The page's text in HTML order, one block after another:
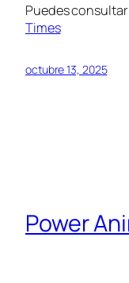
Puedes
Times
octubre 13, 2025
Power